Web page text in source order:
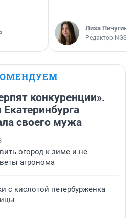
Лиза Пичугина
Редактор
конкуренции».
своего мужа
огород к зиме и не
агронома
с кислотой петербурженка